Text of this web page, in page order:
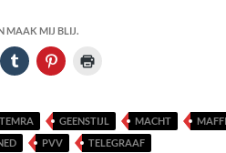
alleen
maar
zo
corrupt
MAAK MIJ BLIJ.
GEENSTIJL MACHT
PVV TELEGRAAF